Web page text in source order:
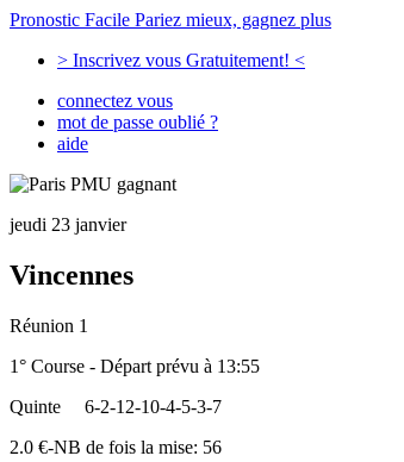
Pronostic Facile Pariez mieux, gagnez plus
> Inscrivez vous Gratuitement! <
connectez vous
mot de passe oublié ?
aide
jeudi 23 janvier
Vincennes
Réunion 1
1° Course - Départ prévu à 13:55
Quinte
6-2-12-10-4-5-3-7
2.0 €-NB de fois la mise: 56